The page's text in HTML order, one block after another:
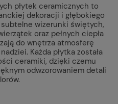
płytek ceramicznych to
dekoracji i głębokiego
wizerunki świętych,
oraz pełnych ciepła
do wnętrza atmosferę
Każda płytka została
ceramiki, dzięki czemu
odwzorowaniem detali